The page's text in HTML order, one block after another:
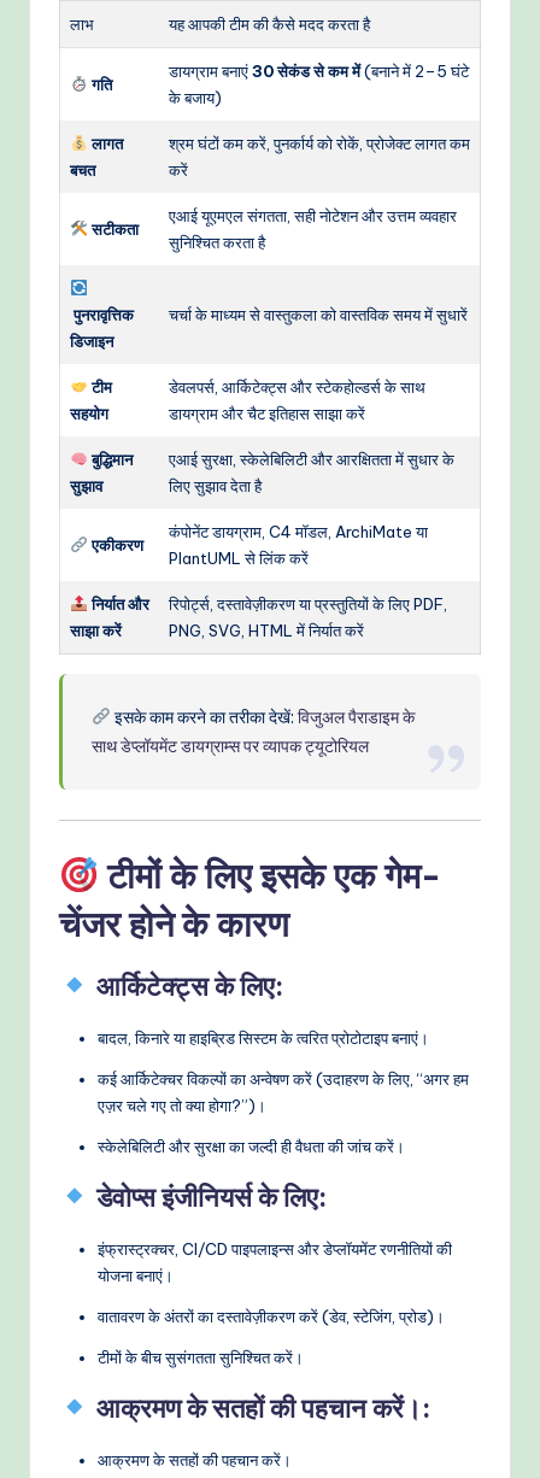
लाभ यह आपकी टीम की कैसे मदद करता है
गति
डायग्राम बनाएं30 सेकंड से कम में(बनाने में 2–5 घंटे
के बजाय)
लागत
बचत
श्रम घंटों कम करें, पुनर्कार्य को रोकें, प्रोजेक्ट लागत कम
करें
सटीकता
एआई यूएमएल संगतता, सही नोटेशन और उत्तम व्यवहार
सुनिश्चित करता है
पुनरावृत्तिक
डिजाइन
चर्चा के माध्यम से वास्तुकला को वास्तविक समय में सुधारें
टीम
सहयोग
डेवलपर्स, आर्किटेक्ट्स और स्टेकहोल्डर्स के साथ
डायग्राम और चैट इतिहास साझा करें
बुद्धिमान
सुझाव
एआई सुरक्षा, स्केलेबिलिटी और आरक्षितता में सुधार के
लिए सुझाव देता है
एकीकरण
कंपोनेंट डायग्राम, C4 मॉडल, ArchiMate या
PlantUML से लिंक करें
निर्यात और
साझा करें
रिपोर्ट्स, दस्तावेज़ीकरण या प्रस्तुतियों के लिए PDF,
PNG, SVG, HTML में निर्यात करें
इसके काम करने का तरीका देखें:विजुअल पैराडाइम के
साथ डेप्लॉयमेंट डायग्राम्स पर व्यापक ट्यूटोरियल
टीमों के लिए इसके एक गेम-
चेंजर होने के कारण
आर्किटेक्ट्स के लिए:
बादल, किनारे या हाइब्रिड सिस्टम के त्वरित प्रोटोटाइप बनाएं।
कई आर्किटेक्चर विकल्पों का अन्वेषण करें (उदाहरण के लिए, “अगर हम
एज़र चले गए तो क्या होगा?”)।
स्केलेबिलिटी और सुरक्षा का जल्दी ही वैधता की जांच करें।
डेवोप्स इंजीनियर्स के लिए:
इंफ्रास्ट्रक्चर, CI/CD पाइपलाइन्स और डेप्लॉयमेंट रणनीतियों की
योजना बनाएं।
वातावरण के अंतरों का दस्तावेज़ीकरण करें (डेव, स्टेजिंग, प्रोड)।
टीमों के बीच सुसंगतता सुनिश्चित करें।
आक्रमण के सतहों की पहचान करें। :
आक्रमण के सतहों की पहचान करें।